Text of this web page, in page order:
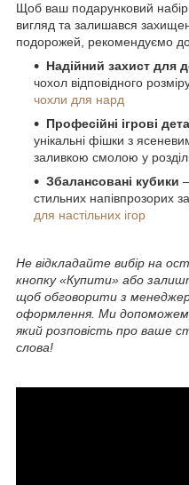
Щоб ваш подарунковий
вигляд та залишався
подорожей, рекомендуємо
Надійний захист для
чохол відповідного
чохли для нард
Професійні ігрові
унікальні фішки з
заливкою смолою у
Збалансовані кубики
стильних напівпрозорих
для настільних ігор
Не відкладайте вибір на
кнопку «Купити» або
щоб обговорити з
оформлення. Ми
який розповість про ваше
слова!